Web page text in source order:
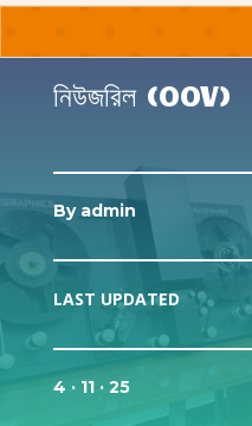
নিউজরিল (OOV)
By admin
LAST UPDATED
4 · 11 · 25